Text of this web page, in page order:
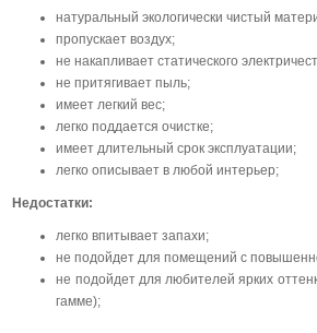
натуральный экологически чистый
пропускает воздух;
не накапливает статического
не притягивает пыль;
имеет легкий вес;
легко поддается очистке;
имеет длительный срок эксплуатации;
легко описывает в любой интерьер;
Недостатки:
легко впитывает запахи;
не подойдет для помещений с
не подойдет для любителей ярких
гамме);